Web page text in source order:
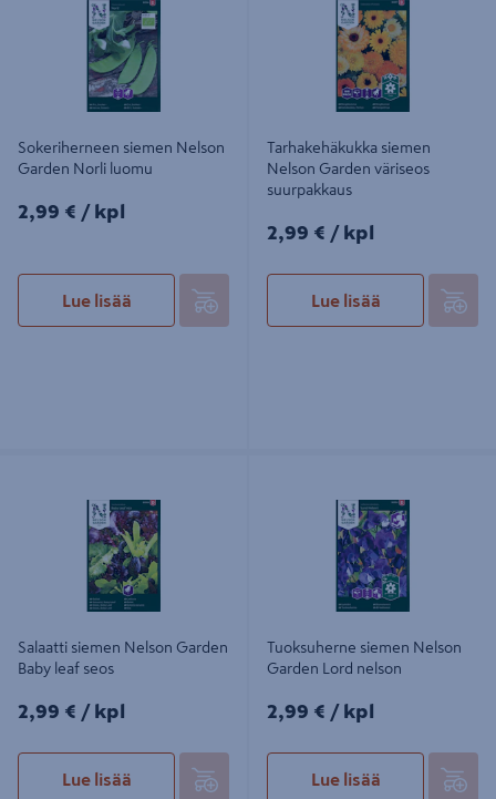
Sokeriherneen siemen Nelson
Garden Norli luomu
2,99€/kpl
2,99 € / kpl
Lue lisää
Tarhakehäkukka siemen
Nelson Garden väriseos
suurpakkaus
2,99€/kpl
2,99 € / kpl
Lue lisää
Salaatti siemen Nelson Garden
Baby leaf seos
2,99€/kpl
2,99 € / kpl
Lue lisää
Tuoksuherne siemen Nelson
Garden Lord nelson
2,99€/kpl
2,99 € / kpl
Lue lisää